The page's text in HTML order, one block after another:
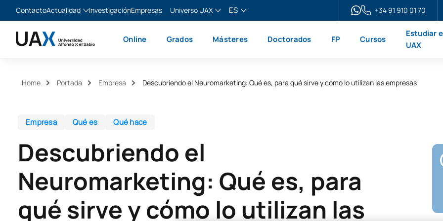
ContactoActualidad
Noticias
InvestigaciónEmpresas
Universo UAX
XTART
ES
English
+34 91 910 01 70
Online Grados Másteres Doctorados FP Cursos
Estudiar
UAX
Home Portada Empresa Descubriendo el Neuromarketing: Qué es, para qué sirve y cómo lo utilizan las empresas
Empresa Qué es Qué hace
Descubriendo el
Neuromarketing: Qué es, para
qué sirve y cómo lo utilizan las